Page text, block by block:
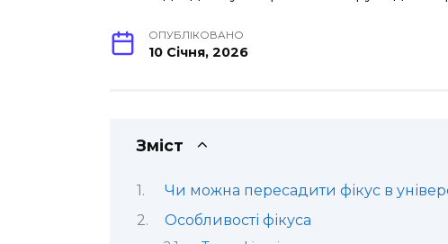
ОПУБЛІКОВАНО
10 Січня, 2026
Зміст
Чи можна пересадити фікус в
Особливості фікуса